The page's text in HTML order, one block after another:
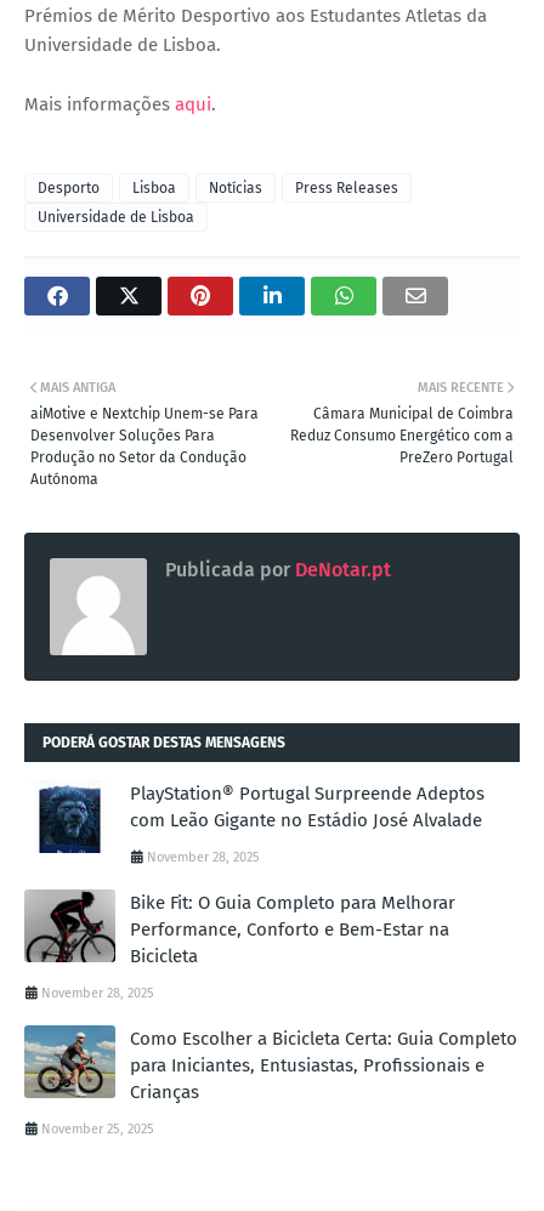
Prémios de Mérito Desportivo aos Estudantes Atletas da
Universidade de Lisboa.
Mais informações aqui.
Desporto Lisboa Notícias
Press Releases
Universidade de Lisboa
MAIS RECENTE
Câmara Municipal de Coimbra
Reduz Consumo Energético com a
PreZero Portugal
MAIS ANTIGA
aiMotive e Nextchip Unem-se Para
Desenvolver Soluções Para
Produção no Setor da Condução
Autónoma
Publicada por DeNotar.pt
PODERÁ GOSTAR DESTAS MENSAGENS
PlayStation® Portugal Surpreende Adeptos
com Leão Gigante no Estádio José Alvalade
November 28, 2025
Bike Fit: O Guia Completo para Melhorar
Performance, Conforto e Bem-Estar na
Bicicleta
November 28, 2025
Como Escolher a Bicicleta Certa: Guia Completo
para Iniciantes, Entusiastas, Profissionais e
Crianças
November 25, 2025